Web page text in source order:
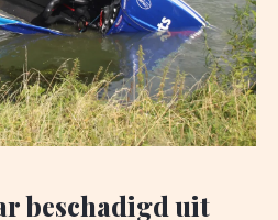
beschadigd uit